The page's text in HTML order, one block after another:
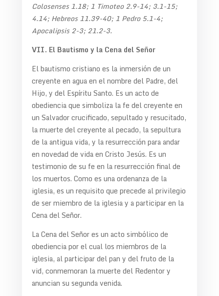
Colosenses 1.18; 1 Timoteo 2.9-14; 3.1-15;
4.14; Hebreos 11.39-40; 1 Pedro 5.1-4;
Apocalipsis 2-3; 21.2-3.
VII. El Bautismo y la Cena del Señor
El bautismo cristiano es la inmersión de un
creyente en agua en el nombre del Padre, del
Hijo, y del Espíritu Santo. Es un acto de
obediencia que simboliza la fe del creyente en
un Salvador crucificado, sepultado y resucitado,
la muerte del creyente al pecado, la sepultura
de la antigua vida, y la resurrección para andar
en novedad de vida en Cristo Jesús. Es un
testimonio de su fe en la resurrección final de
los muertos. Como es una ordenanza de la
iglesia, es un requisito que precede al privilegio
de ser miembro de la iglesia y a participar en la
Cena del Señor.
La Cena del Señor es un acto simbólico de
obediencia por el cual los miembros de la
iglesia, al participar del pan y del fruto de la
vid, conmemoran la muerte del Redentor y
anuncian su segunda venida.